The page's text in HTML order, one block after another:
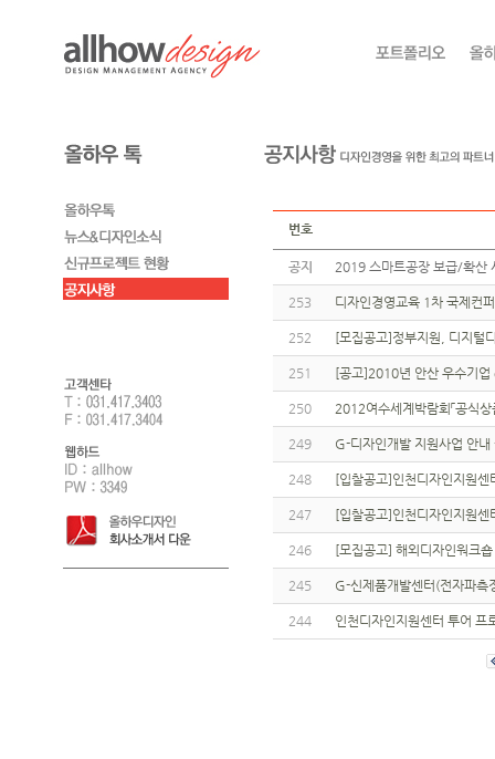
번호
공지 2019 스마트공장 보급/확
253 디자인경영교육 1차 국제컨
252 [모집공고]정부지원, 디지털
251 [공고]2010년 안산 우수기
250 2012여수세계박람회「공식
249 G-디자인개발 지원사업 안
248 [입찰공고]인천디자인지원
247 [입찰공고]인천디자인지원
246 [모집공고] 해외디자인워크
245 G-신제품개발센터(전자파
244 인천디자인지원센터 투어 프